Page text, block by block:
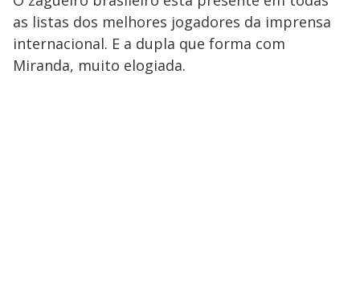
as listas dos melhores jogadores da imprensa
internacional. E a dupla que forma com
Miranda, muito elogiada.